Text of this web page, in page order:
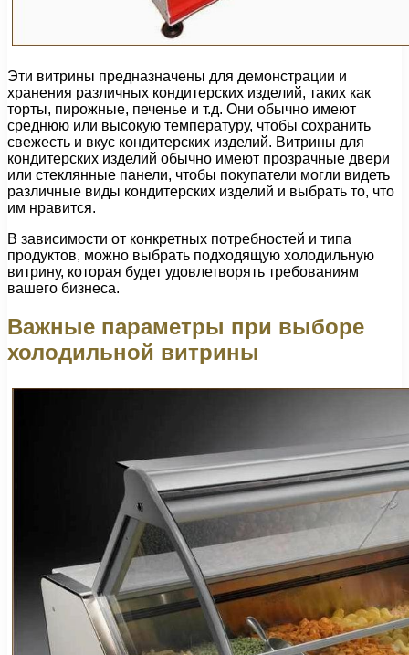
Эти витрины предназначены для демонстрации и
хранения различных кондитерских изделий, таких как
торты, пирожные, печенье и т.д. Они обычно имеют
среднюю или высокую температуру, чтобы сохранить
свежесть и вкус кондитерских изделий. Витрины для
кондитерских изделий обычно имеют прозрачные двери
или стеклянные панели, чтобы покупатели могли видеть
различные виды кондитерских изделий и выбрать то, что
им нравится.
В зависимости от конкретных потребностей и типа
продуктов, можно выбрать подходящую холодильную
витрину, которая будет удовлетворять требованиям
вашего бизнеса.
Важные параметры при выборе
холодильной витрины